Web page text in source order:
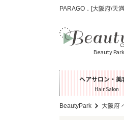
PARAGO．[大阪府/天
Beauty
ヘアサロン・美
Hair Salon
BeautyPark 大阪府